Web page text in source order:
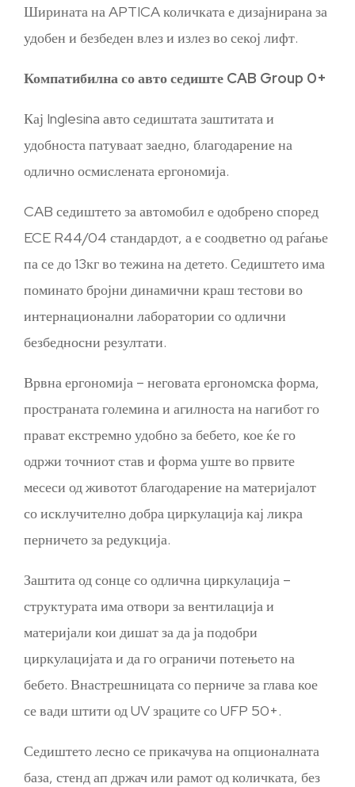
Ширината на APTICA количката е дизајнирана за
удобен и безбеден влез и излез во секој лифт.
Компатибилна со авто седиште CAB Group 0+
Кај Inglesina авто седиштата заштитата и
удобноста патуваат заедно, благодарение на
одлично осмислената ергономија.
CAB седиштето за автомобил е одобрено според
ECE R44/04 стандардот, а е соодветно од раѓање
па се до 13кг во тежина на детето. Седиштето има
поминато бројни динамични краш тестови во
интернационални лаборатории со одлични
безбедносни резултати.
Врвна ергономија – неговата ергономска форма,
пространата големина и агилноста на нагибот го
прават екстремно удобно за бебето, кое ќе го
одржи точниот став и форма уште во првите
месеси од животот благодарение на материјалот
со исклучително добра циркулација кај ликра
перничето за редукција.
Заштита од сонце со одлична циркулација –
структурата има отвори за вентилација и
материјали кои дишат за да ја подобри
циркулацијата и да го ограничи потењето на
бебето. Внастрешницата со перниче за глава кое
се вади штити од UV зраците со UFP 50+.
Седиштето лесно се прикачува на опционалната
база, стенд ап држач или рамот од количката, без